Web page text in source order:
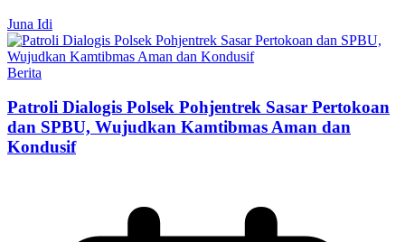
Juna Idi
Berita
Patroli Dialogis Polsek Pohjentrek Sasar Pertokoan
dan SPBU, Wujudkan Kamtibmas Aman dan
Kondusif